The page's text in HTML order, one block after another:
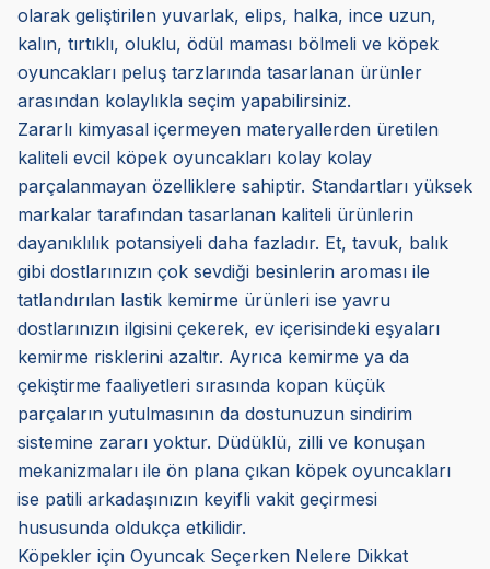
olarak geliştirilen yuvarlak, elips, halka, ince uzun,
kalın, tırtıklı, oluklu, ödül maması bölmeli ve köpek
oyuncakları peluş tarzlarında tasarlanan ürünler
arasından kolaylıkla seçim yapabilirsiniz.
Zararlı kimyasal içermeyen materyallerden üretilen
kaliteli evcil köpek oyuncakları kolay kolay
parçalanmayan özelliklere sahiptir. Standartları yüksek
markalar tarafından tasarlanan kaliteli ürünlerin
dayanıklılık potansiyeli daha fazladır. Et, tavuk, balık
gibi dostlarınızın çok sevdiği besinlerin aroması ile
tatlandırılan lastik kemirme ürünleri ise yavru
dostlarınızın ilgisini çekerek, ev içerisindeki eşyaları
kemirme risklerini azaltır. Ayrıca kemirme ya da
çekiştirme faaliyetleri sırasında kopan küçük
parçaların yutulmasının da dostunuzun sindirim
sistemine zararı yoktur. Düdüklü, zilli ve konuşan
mekanizmaları ile ön plana çıkan köpek oyuncakları
ise patili arkadaşınızın keyifli vakit geçirmesi
hususunda oldukça etkilidir.
Köpekler için Oyuncak Seçerken Nelere Dikkat